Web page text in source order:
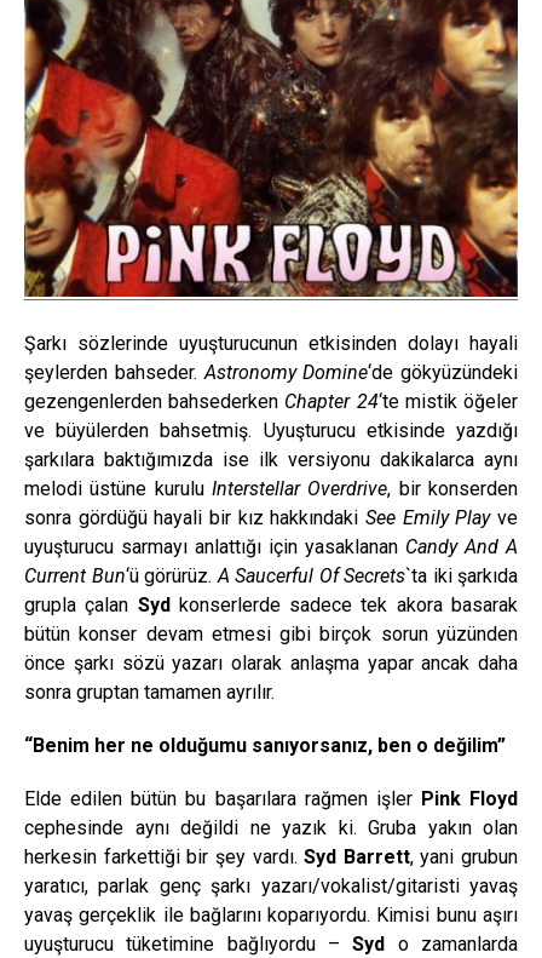
Şarkı sözlerinde uyuşturucunun etkisinden dolayı hayali
şeylerden bahseder.Astronomy Domine‘de gökyüzündeki
gezengenlerden bahsederken Chapter 24‘te mistik öğeler
ve büyülerden bahsetmiş. Uyuşturucu etkisinde yazdığı
şarkılara baktığımızda ise ilk versiyonu dakikalarca aynı
melodi üstüne kurulu Interstellar Overdrive, bir konserden
sonra gördüğü hayali bir kız hakkındaki See Emily Playve
uyuşturucu sarmayı anlattığı için yasaklanan Candy And A
Current Bun‘ü görürüz.A Saucerful Of Secrets`ta iki şarkıda
grupla çalan Sydkonserlerde sadece tek akora basarak
bütün konser devam etmesi gibi birçok sorun yüzünden
önce şarkı sözü yazarı olarak anlaşma yapar ancak daha
sonra gruptan tamamen ayrılır.
“Benim her ne olduğumu sanıyorsanız, ben o değilim”
Elde edilen bütün bu başarılara rağmen işler Pink Floyd
cephesinde aynı değildi ne yazık ki. Gruba yakın olan
herkesin farkettiği bir şey vardı.Syd Barrett, yani grubun
yaratıcı, parlak genç şarkı yazarı/vokalist/gitaristi yavaş
yavaş gerçeklik ile bağlarını koparıyordu. Kimisi bunu aşırı
uyuşturucu tüketimine bağlıyordu –Syd o zamanlarda